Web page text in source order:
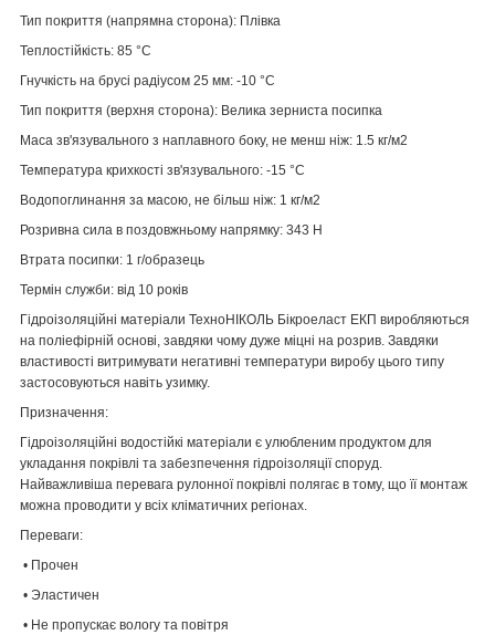
Тип покриття (напрямна сторона): Плівка
Теплостійкість: 85 °С
Гнучкість на брусі радіусом 25 мм: -10 °С
Тип покриття (верхня сторона): Велика зерниста посипка
Маса зв'язувального з наплавного боку, не менш ніж: 1.5 кг/м2
Температура крихкості зв'язувального: -15 °С
Водопоглинання за масою, не більш ніж: 1 кг/м2
Розривна сила в поздовжньому напрямку: 343 Н
Втрата посипки: 1 г/образець
Термін служби: від 10 років
Гідроізоляційні матеріали ТехноНІКОЛЬ Бікроеласт ЕКП виробляються
на поліефірній основі, завдяки чому дуже міцні на розрив. Завдяки
властивості витримувати негативні температури виробу цього типу
застосовуються навіть узимку.
Призначення:
Гідроізоляційні водостійкі матеріали є улюбленим продуктом для
укладання покрівлі та забезпечення гідроізоляції споруд.
Найважливіша перевага рулонної покрівлі полягає в тому, що її монтаж
можна проводити у всіх кліматичних регіонах.
Переваги:
• Прочен
• Эластичен
• Не пропускає вологу та повітря